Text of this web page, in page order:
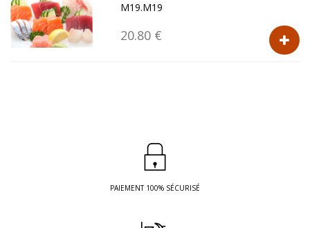
M19.M19
20.80 €
PAIEMENT 100% SÉCURISÉ